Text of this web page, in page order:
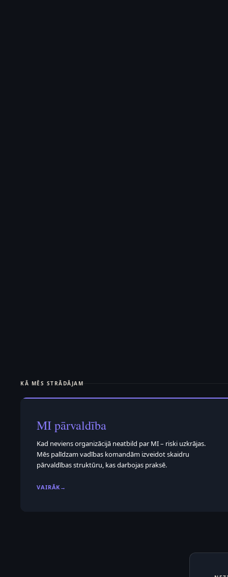
KĀ MĒS STRĀDĀJAM
MI pārvaldība
Kad neviens organizācijā neatbild par MI – riski uzkrājas.
Mēs palīdzam vadības komandām izveidot skaidru
pārvaldības struktūru, kas darbojas praksē.
VAIRĀK →